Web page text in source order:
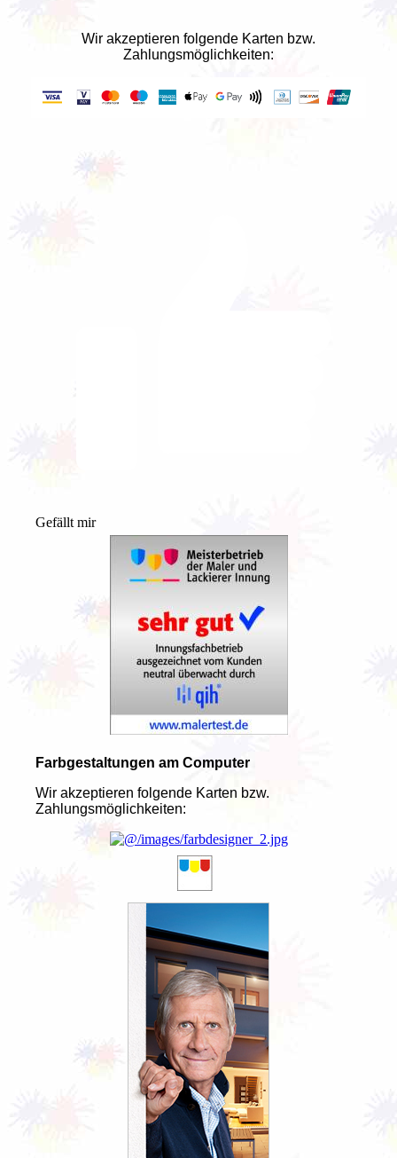
Wir akzeptieren folgende Karten bzw.
Zahlungsmöglichkeiten:
Gefällt mir
Farbgestaltungen am Computer
Wir akzeptieren folgende Karten bzw.
Zahlungsmöglichkeiten: